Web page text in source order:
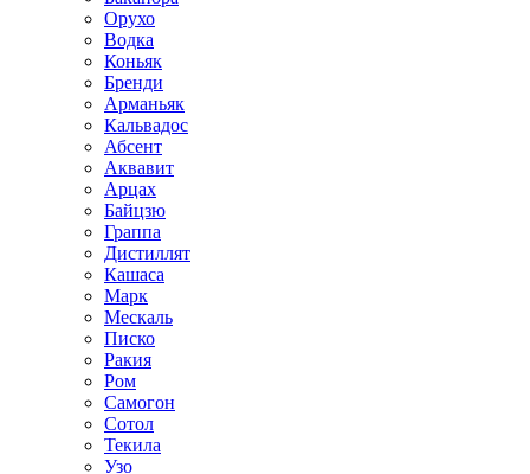
Орухо
Водка
Коньяк
Бренди
Арманьяк
Кальвадос
Абсент
Аквавит
Арцах
Байцзю
Граппа
Дистиллят
Кашаса
Марк
Мескаль
Писко
Ракия
Ром
Самогон
Сотол
Текила
Узо